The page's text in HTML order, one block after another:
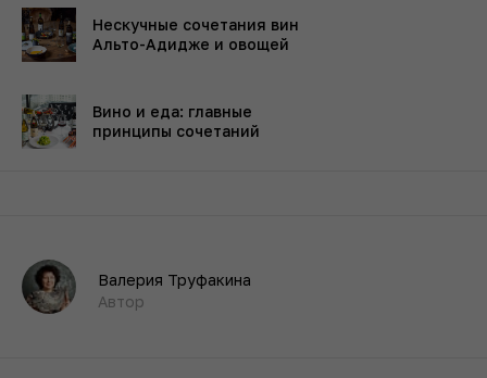
Нескучные сочетания вин
Альто-Адидже и овощей
Вино и еда: главные
принципы сочетаний
Валерия Труфакина
Автор